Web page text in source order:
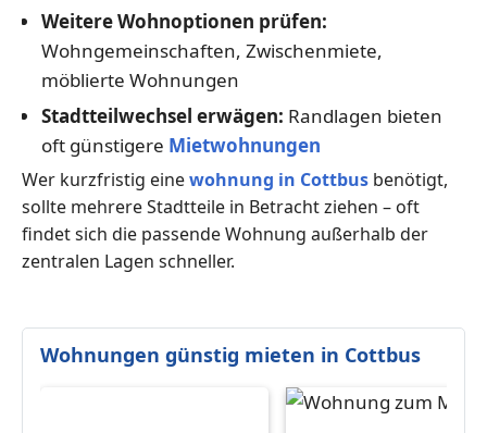
Weitere Wohnoptionen prüfen:
Wohngemeinschaften, Zwischenmiete,
möblierte Wohnungen
Stadtteilwechsel erwägen: Randlagen bieten
oft günstigere Mietwohnungen
Wer kurzfristig einewohnung in Cottbus benötigt,
sollte mehrere Stadtteile in Betracht ziehen – oft
findet sich die passende Wohnung außerhalb der
zentralen Lagen schneller.
Wohnungen günstig mieten in Cottbus